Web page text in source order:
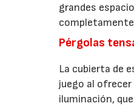
grandes
Pérgolas
La cubierta de
juego al ofrecer
iluminación,